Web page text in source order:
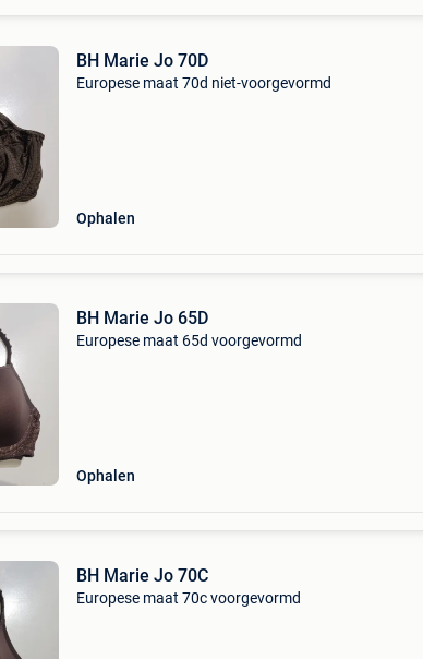
BH Marie Jo 70D
Europese maat 70d niet-voorgevormd
Ophalen
BH Marie Jo 65D
Europese maat 65d voorgevormd
Ophalen
BH Marie Jo 70C
Europese maat 70c voorgevormd